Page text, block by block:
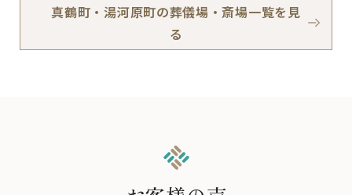
真鶴町・湯河原町の葬儀場・斎場一覧を見
る